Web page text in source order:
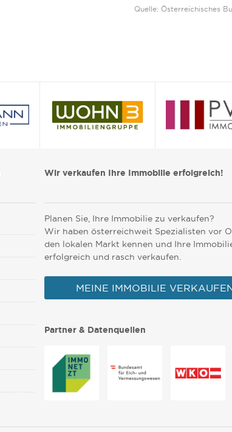
Quelle: Österreichisches
Wir verkaufen Ihre Immobilie erfolgreich!
Planen Sie, Ihre Immobilie zu verkaufen?
Wir haben österreichweit Spezialisten vor
den lokalen Markt kennen und Ihre
erfolgreich und rasch verkaufen.
MEINE IMMOBILIE
Partner & Datenquellen